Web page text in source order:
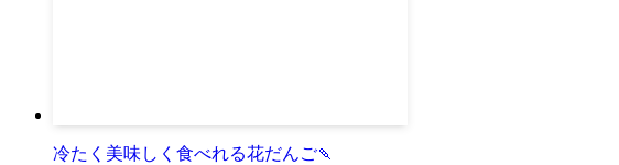
冷たく美味しく食べれる花だんご🍡